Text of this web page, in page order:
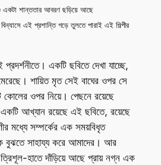
একটা শান্ততার আবরণ ছড়িয়ে আছে
এই প্রশান্তি গড়ে তুলতে পারাই এই শিল্পীর
প্রদর্শনীতে। একটি ছবিতে দেখা যাচ্ছে,
শায়িত মৃত সেই বাঘের ওপর সে
কোলের ওপর নিয়ে। পেছনে রয়েছে
আখ্যান রয়েছে এই ছবিতে, রয়েছে
মধ্যে সম্পর্কের এক সময়বিধৃত
বুঝতে সাহায্য করে আমাদের। আর
ত্রিশূল-হাতে দাঁড়িয়ে আছে প্রায় নগ্ন এক